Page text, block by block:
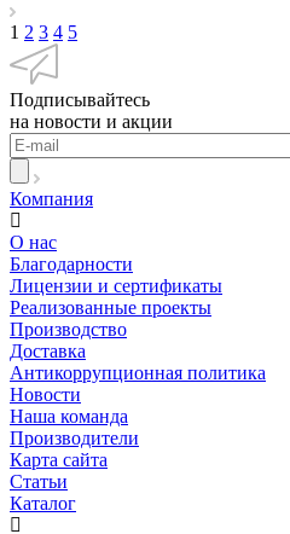
1 2 3 4 5
Подписывайтесь
на новости и акции
Компания
О нас
Благодарности
Лицензии и сертификаты
Реализованные проекты
Производство
Доставка
Антикоррупционная политика
Новости
Наша команда
Производители
Карта сайта
Статьи
Каталог